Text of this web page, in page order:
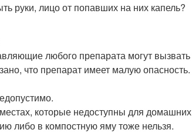
руки, лицо от попавших на них капель?
любого препарата могут вызвать
что препарат имеет малую опасность.
которые недоступны для домашних
либо в компостную яму тоже нельзя.